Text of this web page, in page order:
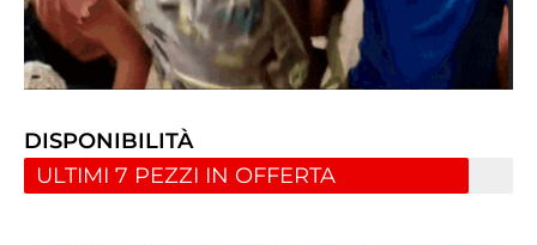
DISPONIBILITÀ
ULTIMI 7 PEZZI IN OFFERTA